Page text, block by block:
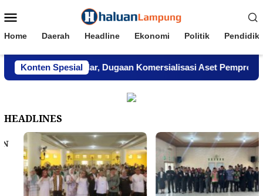
ke
Mobile
Home Daerah Headline Ekonomi Politik
Konten Spesial
Menghindar, Dugaan Komersialisasi Aset Pemprov Kian
HEADLINES